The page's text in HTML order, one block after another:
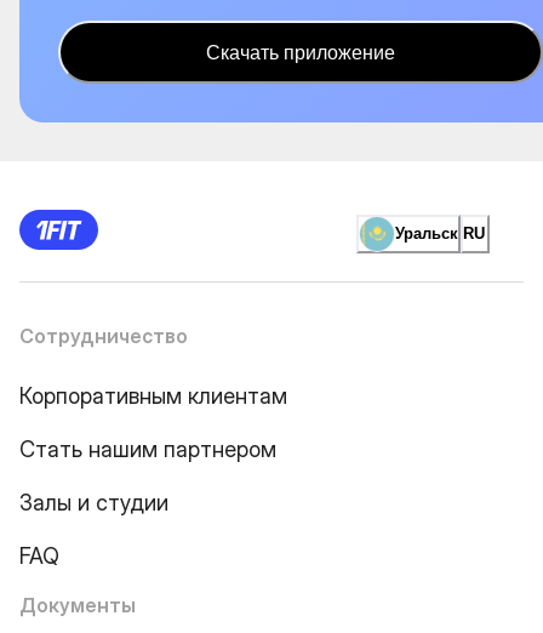
Скачать приложение
Уральск RU
Сотрудничество
Корпоративным клиентам
Стать нашим партнером
Залы и студии
FAQ
Документы